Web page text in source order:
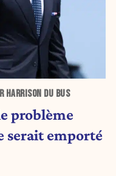
HARRISON DU BUS
problème
serait emporté